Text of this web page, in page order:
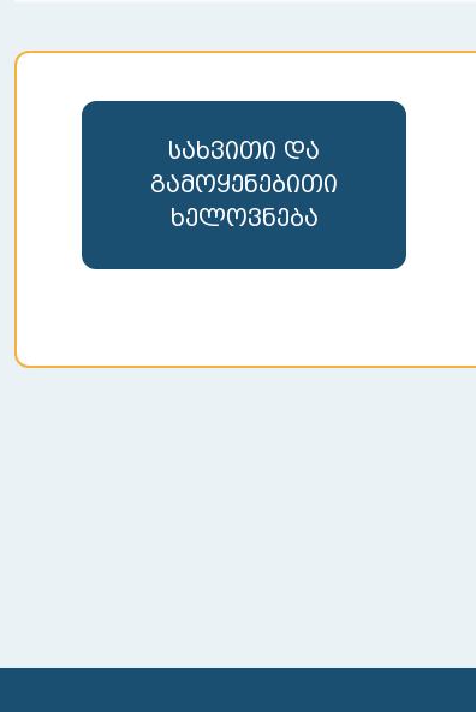
სახვითი და
გამოყენებითი
ხელოვნება